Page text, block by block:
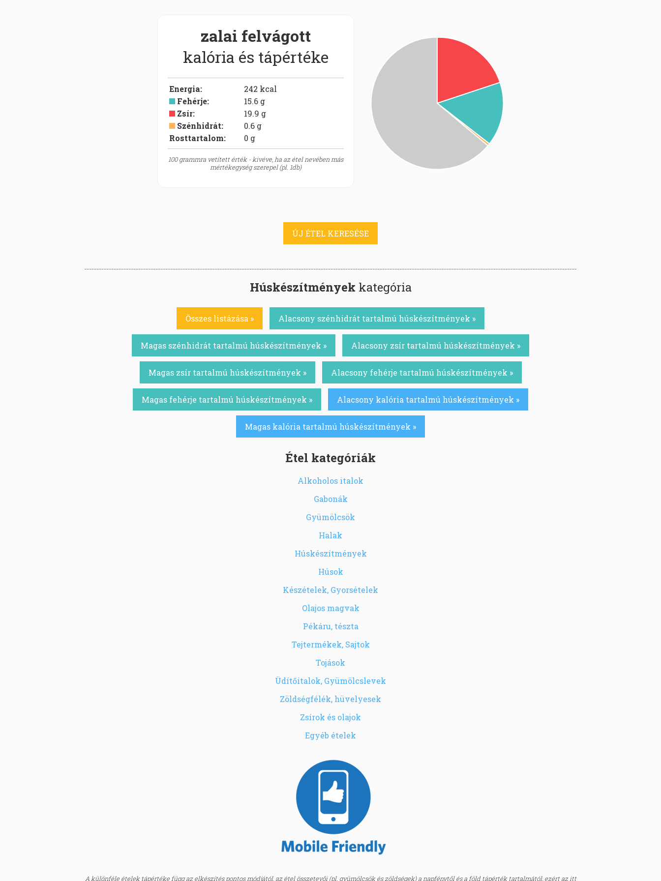
zalai felvágott
kalória és tápértéke
Energia: 242 kcal
Fehérje: 15.6 g
Zsír: 19.9 g
Szénhidrát: 0.6 g
Rosttartalom:
0 g
100 grammra vetített érték - kivéve, ha az étel nevében más
mértékegység szerepel (pl. 1db)
ÚJ ÉTEL KERESÉSE
Húskészítmények kategória
Összes listázása » Alacsony szénhidrát tartalmú húskészítmények »
Magas szénhidrát tartalmú húskészítmények » Alacsony zsír tartalmú húskészítmények »
Magas zsír tartalmú húskészítmények » Alacsony fehérje tartalmú húskészítmények »
Magas fehérje tartalmú húskészítmények » Alacsony kalória tartalmú húskészítmények »
Magas kalória tartalmú húskészítmények »
Étel kategóriák
Alkoholos italok
Gabonák
Gyümölcsök
Halak
Húskészítmények
Húsok
Készételek, Gyorsételek
Olajos magvak
Pékáru, tészta
Tejtermékek, Sajtok
Tojások
Üdítőitalok, Gyümölcslevek
Zöldségfélék, hüvelyesek
Zsírok és olajok
Egyéb ételek
A különféle ételek tápértéke függ az elkészítés pontos módjától, az étel összetevői (pl. gyümölcsök és zöldségek) a napfénytől és a föld tápérték tartalmától, ezért az itt